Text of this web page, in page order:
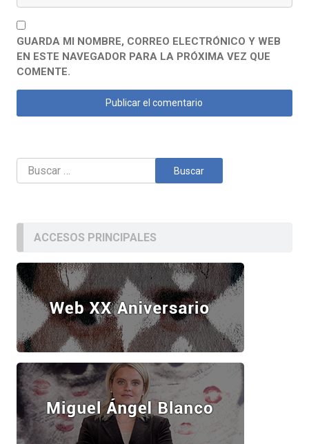
GUARDA MI NOMBRE, CORREO ELECTRÓNICO Y WEB
EN ESTE NAVEGADOR PARA LA PRÓXIMA VEZ QUE
COMENTE.
Buscar:
ACCESOS PRINCIPALES